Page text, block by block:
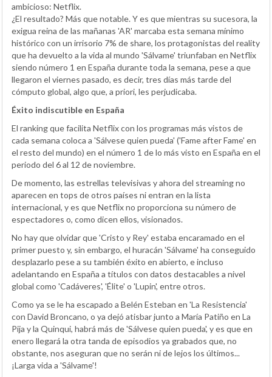
ambicioso: Netflix.
¿El resultado? Más que notable. Y es que mientras su sucesora, la
exigua reina de las mañanas 'AR' marcaba esta semana mínimo
histórico con un irrisorio 7% de share, los protagonistas del reality
que ha devuelto a la vida al mundo 'Sálvame' triunfaban en Netflix
siendo número 1 en España durante toda la semana, pese a que
llegaron el viernes pasado, es decir, tres días más tarde del
cómputo global, algo que, a priori, les perjudicaba.
Éxito indiscutible en España
El ranking que facilita Netflix con los programas más vistos de
cada semana coloca a 'Sálvese quien pueda' ('Fame after Fame' en
el resto del mundo) en el número 1 de lo más visto en España en el
periodo del 6 al 12 de noviembre.
De momento, las estrellas televisivas y ahora del streaming no
aparecen en tops de otros países ni entran en la lista
internacional, y es que Netflix no proporciona su número de
espectadores o, como dicen ellos, visionados.
No hay que olvidar que 'Cristo y Rey' estaba encaramado en el
primer puesto y, sin embargo, el huracán 'Sálvame' ha conseguido
desplazarlo pese a su también éxito en abierto, e incluso
adelantando en España a títulos con datos destacables a nivel
global como 'Cadáveres', 'Élite' o 'Lupin', entre otros.
Como ya se le ha escapado a Belén Esteban en 'La Resistencia'
con David Broncano, o ya dejó atisbar junto a María Patiño en La
Pija y la Quinqui, habrá más de 'Sálvese quien pueda', y es que en
enero llegará la otra tanda de episodios ya grabados que, no
obstante, nos aseguran que no serán ni de lejos los últimos...
¡Larga vida a 'Sálvame'!